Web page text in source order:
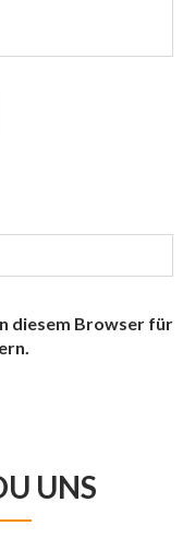
diesem Browser für
UNS